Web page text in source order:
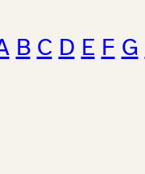
B C D E F G